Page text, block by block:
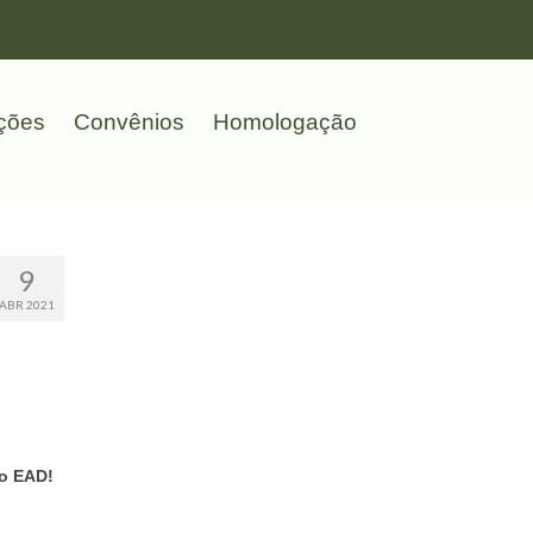
Convênios
Homologação
9
ABR 2021
EAD!